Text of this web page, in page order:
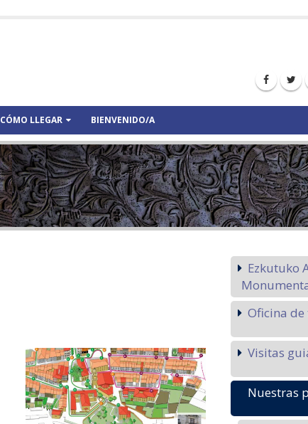
CÓMO LLEGAR BIENVENIDO/A
Ezkutuko
Oficina
Visitas
Nuestras